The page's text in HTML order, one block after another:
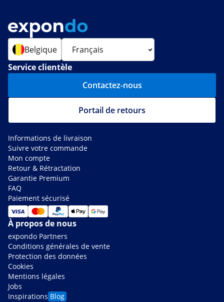
Belgique
Service clientèle
Contactez-nous
Portail de retours
Informations de livraison
Suivre votre commande
Mon compte
Retour & Rétractation
Garantie Premium
FAQ
Paiement sécurisé
À propos de nous
expondo Partners
Conditions générales de vente
Protection des données
Cookies
Mentions légales
Jobs
Inspirations Blog